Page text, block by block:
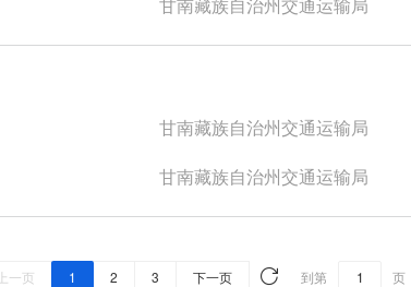
甘南藏族自治州交通运输局
甘南藏族自治州交通运输局
上一页 1 2 3 下一页 到第 页